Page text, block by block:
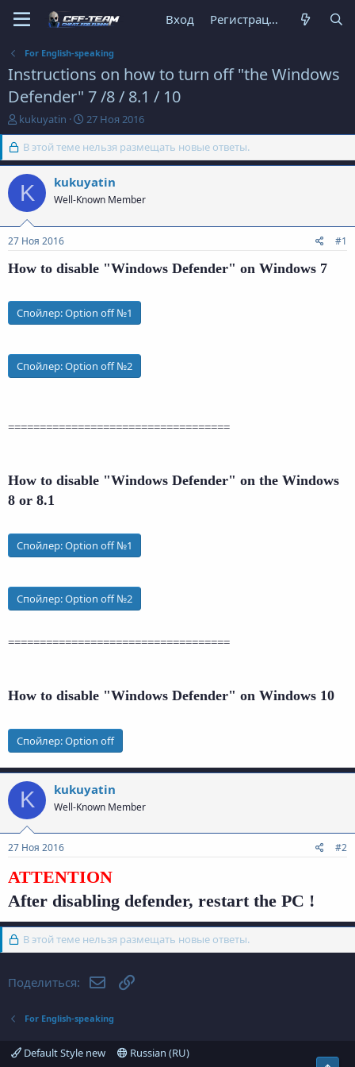
Вход Регистрация
For English-speaking
Instructions on how to turn off "the Windows
Defender" 7 /8 / 8.1 / 10
А
в
т
о
р
т
е
м
kukuyatin
Д
а
т
а
а
ч
27 Ноя 2016
В этой теме нельзя размещать новые ответы.
K kukuyatin
Well-Known Member
27 Ноя 2016 #1
How to disable "Windows Defender" on Windows 7
Спойлер:Option off №1
Спойлер:Option off №2
===================================
How to disable "Windows Defender" on the Windows
8 or 8.1
Спойлер:Option off №1
Спойлер:Option off №2
===================================
How to disable "Windows Defender" on Windows 10
Спойлер:Option off
K kukuyatin
Well-Known Member
27 Ноя 2016 #2
ATTENTION
After disabling defender, restart the PC !
В этой теме нельзя размещать новые ответы.
Поделиться: Электронная почта
For English-speaking
Default Style new
Russian (RU)